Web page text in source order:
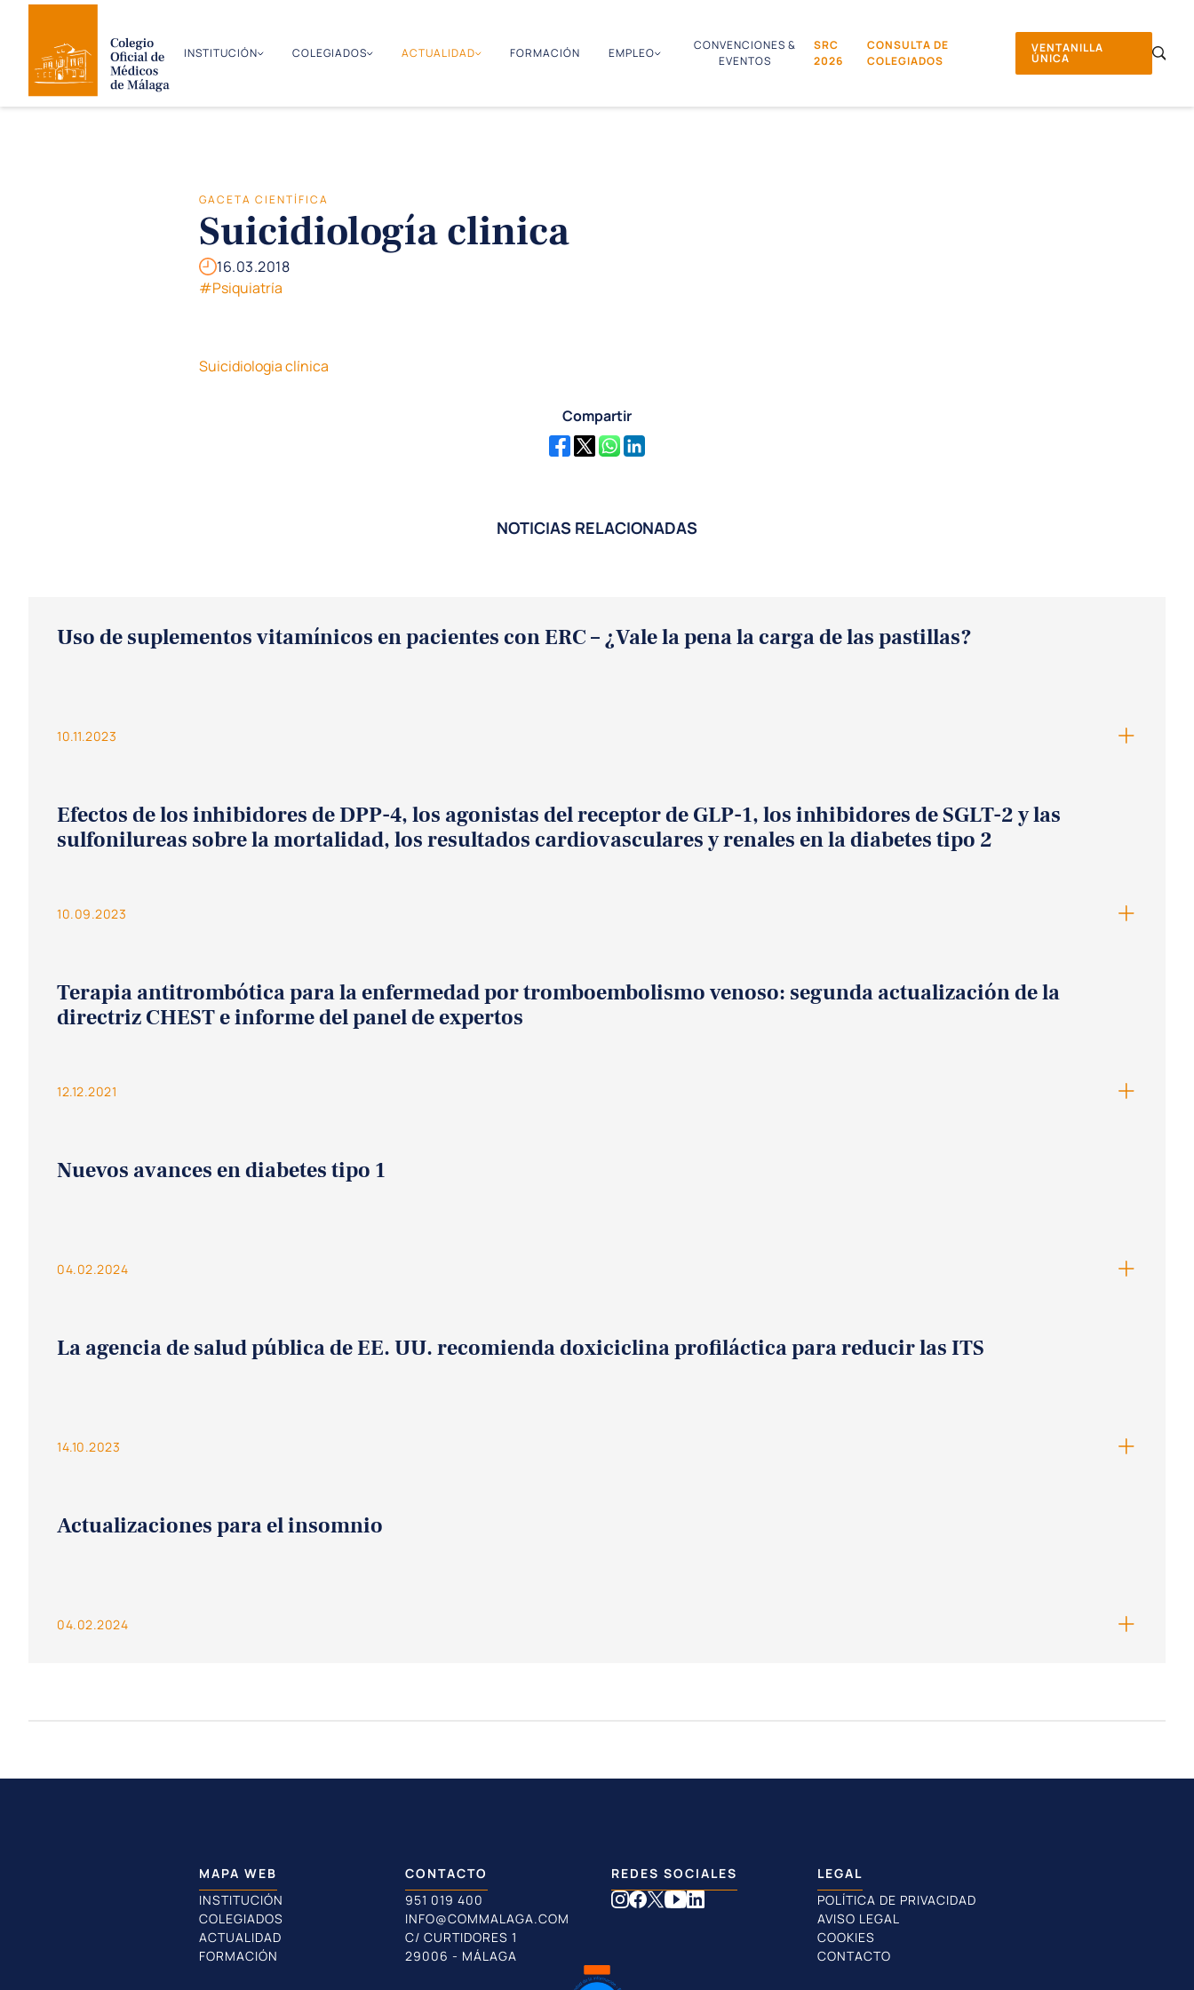
INSTITUCIÓN COLEGIADOS ACTUALIDAD FORMACIÓN EMPLEO
CONVENCIONES &
EVENTOS
SRC
2026
CONSULTA DE
COLEGIADOS
VENTANILLA
ÚNICA
GACETA CIENTÍFICA
Suicidiología clinica
16.03.2018
#Psiquiatría
Suicidiologia clínica
Compartir
NOTICIAS RELACIONADAS
Uso de suplementos vitamínicos en pacientes con ERC – ¿Vale la pena la carga de las pastillas?
10.11.2023
Efectos de los inhibidores de DPP-4, los agonistas del receptor de GLP-1, los inhibidores de SGLT-2 y las
sulfonilureas sobre la mortalidad, los resultados cardiovasculares y renales en la diabetes tipo 2
10.09.2023
Terapia antitrombótica para la enfermedad por tromboembolismo venoso: segunda actualización de la
directriz CHEST e informe del panel de expertos
12.12.2021
Nuevos avances en diabetes tipo 1
04.02.2024
La agencia de salud pública de EE. UU. recomienda doxiciclina profiláctica para reducir las ITS
14.10.2023
Actualizaciones para el insomnio
04.02.2024
MAPA WEB
INSTITUCIÓN
COLEGIADOS
ACTUALIDAD
FORMACIÓN
CONTACTO
951 019 400
INFO@COMMALAGA.COM
C/ CURTIDORES 1
29006 - MÁLAGA
REDES SOCIALES
LEGAL
POLÍTICA DE PRIVACIDAD
AVISO LEGAL
COOKIES
CONTACTO